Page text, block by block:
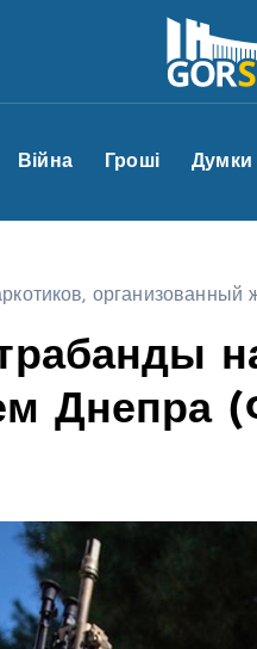
Війна Гроші Думки
Днепра